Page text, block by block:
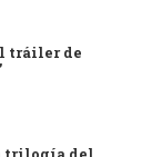
tráiler de